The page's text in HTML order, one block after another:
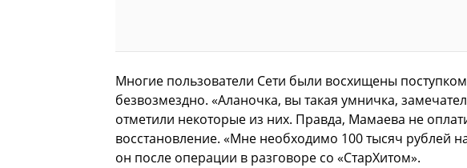
Многие пользователи Сети были восхищены
безвозмездно. «Аланочка, вы такая умничка,
отметили некоторые из них. Правда, Мамаева не
восстановление. «Мне необходимо 100 тысяч рублей
он после операции в разговоре со «СтарХитом».